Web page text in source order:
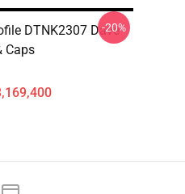
DTNK2307 Dave
Caps
-20%